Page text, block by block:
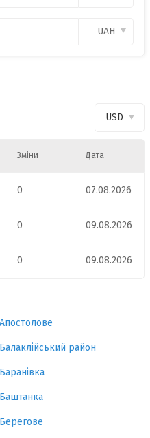
UAH
USD
Зміни Дата
0 07.08.2026
0 09.08.2026
0 09.08.2026
Апостолове
Балаклійський район
Баранівка
Баштанка
Берегове